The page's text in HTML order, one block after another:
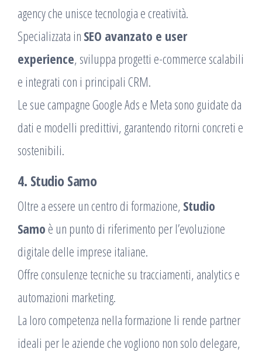
agency che unisce tecnologia e creatività.
Specializzata in SEO avanzato e user
experience, sviluppa progetti e-commerce scalabili
e integrati con i principali CRM.
Le sue campagne Google Ads e Meta sono guidate da
dati e modelli predittivi, garantendo ritorni concreti e
sostenibili.
4. Studio Samo
Oltre a essere un centro di formazione, Studio
Samo è un punto di riferimento per l’evoluzione
digitale delle imprese italiane.
Offre consulenze tecniche su tracciamenti, analytics e
automazioni marketing.
La loro competenza nella formazione li rende partner
ideali per le aziende che vogliono non solo delegare,